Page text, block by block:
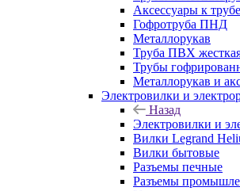
Аксессуары к
Гофротруба ПНД
Металлорукав
Труба ПВХ
Трубы
Металлорукав и
Электровилки и
Назад
Электровилки и
Вилки Legrand
Вилки бытовые
Разъемы печные
Разъемы